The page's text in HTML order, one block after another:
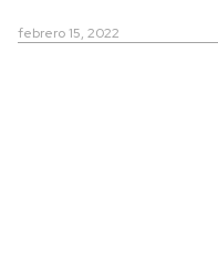
febrero 15, 2022